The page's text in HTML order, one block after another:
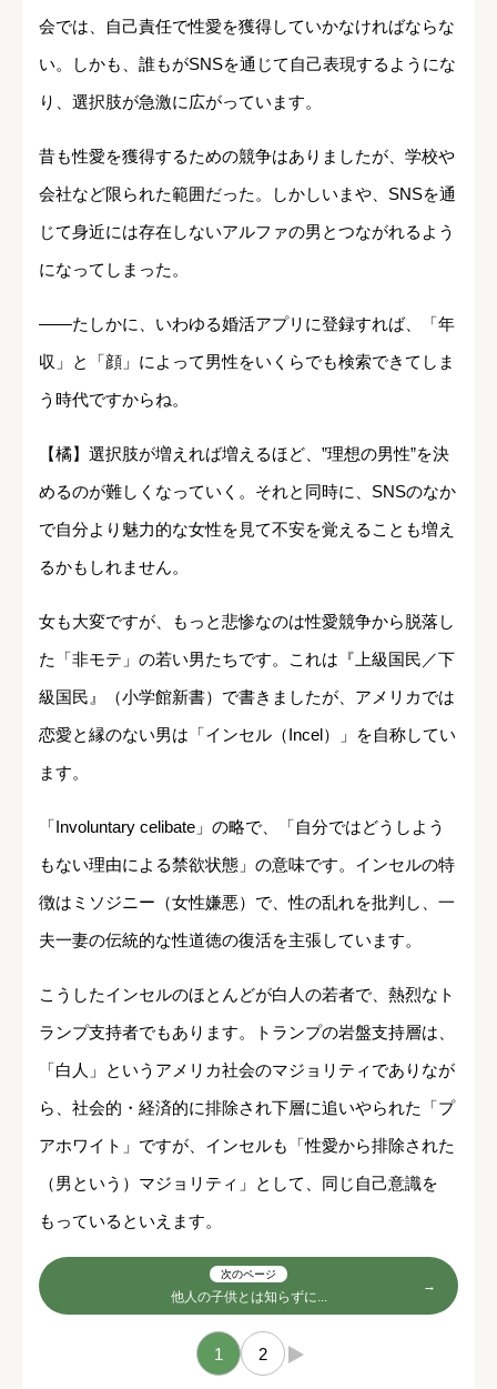
会では、自己責任で性愛を獲得していかなければならな
い。しかも、誰もがSNSを通じて自己表現するようにな
り、選択肢が急激に広がっています。
昔も性愛を獲得するための競争はありましたが、学校や
会社など限られた範囲だった。しかしいまや、SNSを通
じて身近には存在しないアルファの男とつながれるよう
になってしまった。
――たしかに、いわゆる婚活アプリに登録すれば、「年
収」と「顔」によって男性をいくらでも検索できてしま
う時代ですからね。
【橘】選択肢が増えれば増えるほど、”理想の男性”を決
めるのが難しくなっていく。それと同時に、SNSのなか
で自分より魅力的な女性を見て不安を覚えることも増え
るかもしれません。
女も大変ですが、もっと悲惨なのは性愛競争から脱落し
た「非モテ」の若い男たちです。これは『上級国民／下
級国民』（小学館新書）で書きましたが、アメリカでは
恋愛と縁のない男は「インセル（Incel）」を自称してい
ます。
「Involuntary celibate」の略で、「自分ではどうしよう
もない理由による禁欲状態」の意味です。インセルの特
徴はミソジニー（女性嫌悪）で、性の乱れを批判し、一
夫一妻の伝統的な性道徳の復活を主張しています。
こうしたインセルのほとんどが白人の若者で、熱烈なト
ランプ支持者でもあります。トランプの岩盤支持層は、
「白人」というアメリカ社会のマジョリティでありなが
ら、社会的・経済的に排除され下層に追いやられた「プ
アホワイト」ですが、インセルも「性愛から排除された
（男という）マジョリティ」として、同じ自己意識を
もっているといえます。
次のページ
他人の子供とは知らずに...
1 2 →